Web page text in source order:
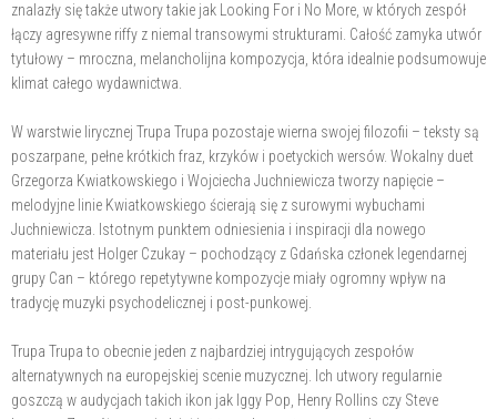
znalazły się także utwory takie jak Looking For i No More, w których zespół
łączy agresywne riffy z niemal transowymi strukturami. Całość zamyka utwór
tytułowy – mroczna, melancholijna kompozycja, która idealnie podsumowuje
klimat całego wydawnictwa.
W warstwie lirycznej Trupa Trupa pozostaje wierna swojej filozofii – teksty są
poszarpane, pełne krótkich fraz, krzyków i poetyckich wersów. Wokalny duet
Grzegorza Kwiatkowskiego i Wojciecha Juchniewicza tworzy napięcie –
melodyjne linie Kwiatkowskiego ścierają się z surowymi wybuchami
Juchniewicza. Istotnym punktem odniesienia i inspiracji dla nowego
materiału jest Holger Czukay – pochodzący z Gdańska członek legendarnej
grupy Can – którego repetytywne kompozycje miały ogromny wpływ na
tradycję muzyki psychodelicznej i post-punkowej.
Trupa Trupa to obecnie jeden z najbardziej intrygujących zespołów
alternatywnych na europejskiej scenie muzycznej. Ich utwory regularnie
goszczą w audycjach takich ikon jak Iggy Pop, Henry Rollins czy Steve